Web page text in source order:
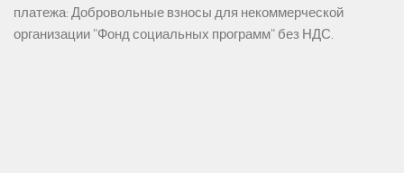
платежа: Добровольные взносы для некоммерческой
организации "Фонд социальных программ" без НДС.